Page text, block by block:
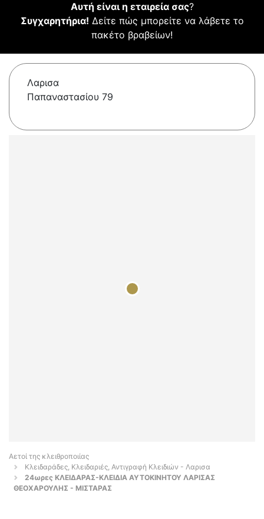
Αυτή είναι η εταιρεία σας?
Συγχαρητήρια! Δείτε πώς μπορείτε να λάβετε το
πακέτο βραβείων!
Λαρισα
Παπαναστασίου 79
Αετοί της κλειθροποιίας
Κλειδαράδες, Κλειδαριές, Αντιγραφή Κλειδιών - Λαρισα
24ωρες ΚΛΕΙΔΑΡΑΣ-ΚΛΕΙΔΙΑ ΑΥΤΟΚΙΝΗΤΟΥ ΛΑΡΙΣΑΣ
ΘΕΟΧΑΡΟΥΛΗΣ - ΜΙΣΤΑΡΑΣ